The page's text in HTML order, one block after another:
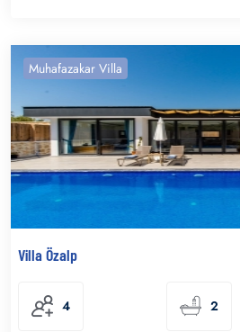
Muhafazakar Villa
Villa Özalp
4 2